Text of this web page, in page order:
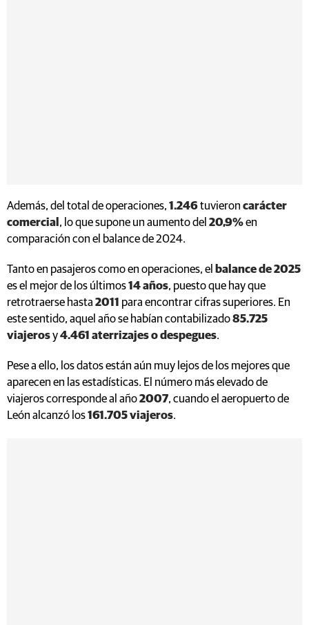
Además, del total de operaciones, 1.246tuvieron carácter
comercial , lo que supone un aumento del 20,9%en
comparación con el balance de 2024.
Tanto en pasajeros como en operaciones, el balance de 2025
es el mejor de los últimos14 años, puesto que hay que
retrotraerse hasta 2011 para encontrar cifras superiores. En
este sentido, aquel año se habían contabilizado85.725
viajerosy4.461 aterrizajes o despegues.
Pese a ello, los datos están aún muy lejos de los mejores que
aparecen en las estadísticas. El número más elevado de
viajeros corresponde al año2007, cuando el aeropuerto de
León alcanzó los161.705 viajeros.